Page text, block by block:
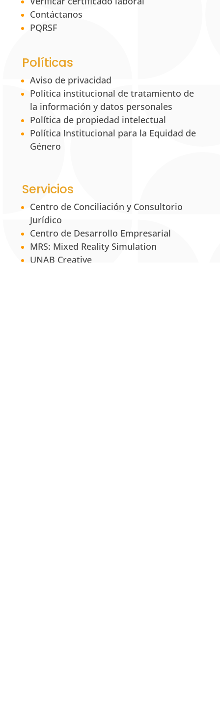
Contáctanos
PQRSF
Políticas
Aviso de privacidad
Política institucional de tratamiento de
la información y datos personales
Política de propiedad intelectual
Política Institucional para la Equidad de
Género
Servicios
Centro de Conciliación y Consultorio
Jurídico
Centro de Desarrollo Empresarial
MRS: Mixed Reality Simulation
UNAB Creative